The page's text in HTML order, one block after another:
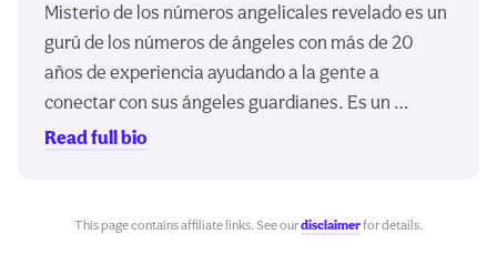
Misterio de los números angelicales revelado es un
gurú de los números de ángeles con más de 20
años de experiencia ayudando a la gente a
conectar con sus ángeles guardianes. Es un …
Read full bio
This page contains affiliate links. See ourdisclaimerfor details.